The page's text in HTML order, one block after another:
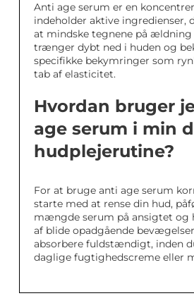
Anti age serum er en
indeholder aktive ingredienser,
at mindske tegnene på ældning
trænger dybt ned i huden og
specifikke bekymringer som
tab af elasticitet.
Hvordan bruger
age serum i min
hudplejerutine?
For at bruge anti age serum
starte med at rense din hud,
mængde serum på ansigtet og
af blide opadgående
absorbere fuldstændigt, inden
daglige fugtighedscreme eller